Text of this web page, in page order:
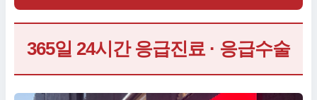
365일 24시간 응급진료 · 응급수술